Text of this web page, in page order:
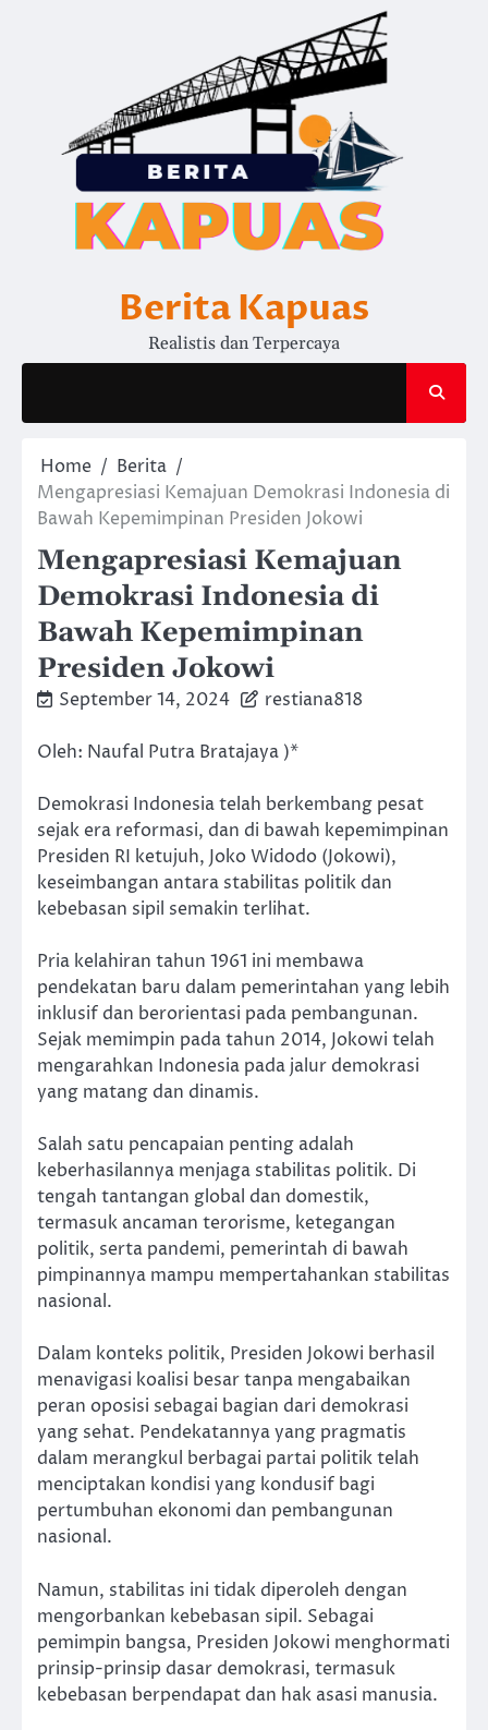
Berita Kapuas
Realistis dan Terpercaya
Home
Berita
Mengapresiasi Kemajuan Demokrasi Indonesia di
Bawah Kepemimpinan Presiden Jokowi
Mengapresiasi Kemajuan
Demokrasi Indonesia di
Bawah Kepemimpinan
Presiden Jokowi
September 14, 2024 restiana818
Oleh: Naufal Putra Bratajaya )*
Demokrasi Indonesia telah berkembang pesat
sejak era reformasi, dan di bawah kepemimpinan
Presiden RI ketujuh, Joko Widodo (Jokowi),
keseimbangan antara stabilitas politik dan
kebebasan sipil semakin terlihat.
Pria kelahiran tahun 1961 ini membawa
pendekatan baru dalam pemerintahan yang lebih
inklusif dan berorientasi pada pembangunan.
Sejak memimpin pada tahun 2014, Jokowi telah
mengarahkan Indonesia pada jalur demokrasi
yang matang dan dinamis.
Salah satu pencapaian penting adalah
keberhasilannya menjaga stabilitas politik. Di
tengah tantangan global dan domestik,
termasuk ancaman terorisme, ketegangan
politik, serta pandemi, pemerintah di bawah
pimpinannya mampu mempertahankan stabilitas
nasional.
Dalam konteks politik, Presiden Jokowi berhasil
menavigasi koalisi besar tanpa mengabaikan
peran oposisi sebagai bagian dari demokrasi
yang sehat. Pendekatannya yang pragmatis
dalam merangkul berbagai partai politik telah
menciptakan kondisi yang kondusif bagi
pertumbuhan ekonomi dan pembangunan
nasional.
Namun, stabilitas ini tidak diperoleh dengan
mengorbankan kebebasan sipil. Sebagai
pemimpin bangsa, Presiden Jokowi menghormati
prinsip-prinsip dasar demokrasi, termasuk
kebebasan berpendapat dan hak asasi manusia.